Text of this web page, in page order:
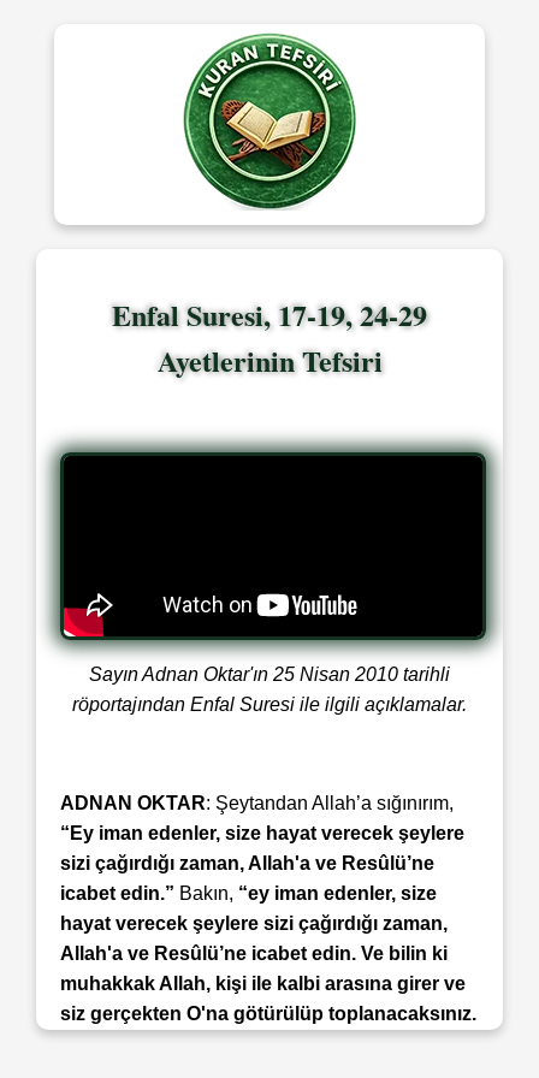
Enfal Suresi, 17-19, 24-29
Ayetlerinin Tefsiri
Sayın Adnan Oktar'ın 25 Nisan 2010 tarihli
röportajından Enfal Suresi ile ilgili açıklamalar.
ADNAN OKTAR: Şeytandan Allah’a sığınırım,
“Ey iman edenler, size hayat verecek şeylere
sizi çağırdığı zaman, Allah'a ve Resûlü’ne
icabet edin.” Bakın, “ey iman edenler, size
hayat verecek şeylere sizi çağırdığı zaman,
Allah'a ve Resûlü’ne icabet edin. Ve bilin ki
muhakkak Allah, kişi ile kalbi arasına girer ve
siz gerçekten O'na götürülüp toplanacaksınız.